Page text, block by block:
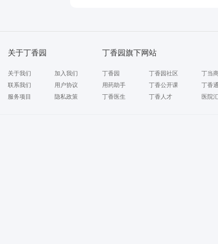
关于丁香园
关于我们
联系我们
服务项目
加入我们
用户协议
隐私政策
丁香园旗下网站
丁香园
用药助手
丁香医生
丁香园社区
丁香公开课
丁香人才
丁当
丁香
医院